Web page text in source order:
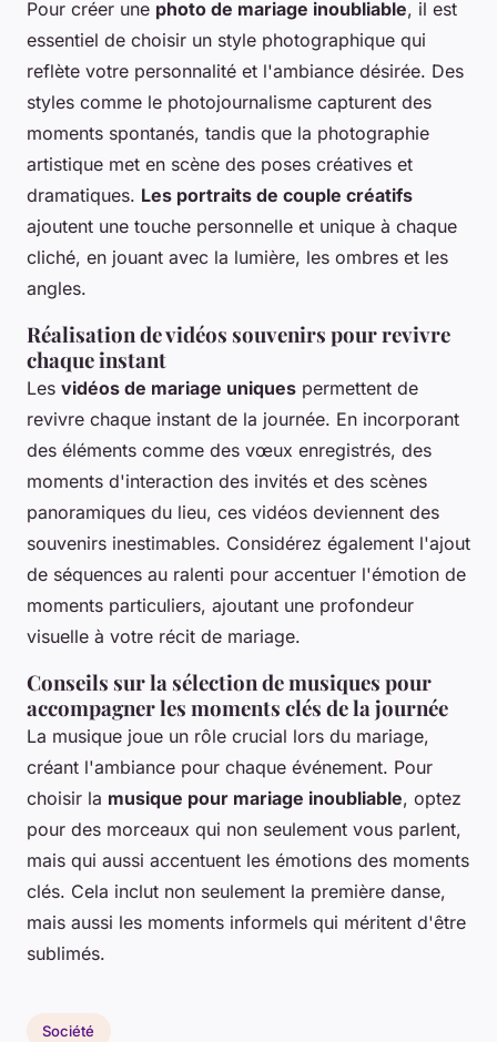
Pour créer une photo de mariage inoubliable, il est
essentiel de choisir un style photographique qui
reflète votre personnalité et l'ambiance désirée. Des
styles comme le photojournalisme capturent des
moments spontanés, tandis que la photographie
artistique met en scène des poses créatives et
dramatiques. Les portraits de couple créatifs
ajoutent une touche personnelle et unique à chaque
cliché, en jouant avec la lumière, les ombres et les
angles.
Réalisation de vidéos souvenirs pour revivre
chaque instant
Les vidéos de mariage uniques permettent de
revivre chaque instant de la journée. En incorporant
des éléments comme des vœux enregistrés, des
moments d'interaction des invités et des scènes
panoramiques du lieu, ces vidéos deviennent des
souvenirs inestimables. Considérez également l'ajout
de séquences au ralenti pour accentuer l'émotion de
moments particuliers, ajoutant une profondeur
visuelle à votre récit de mariage.
Conseils sur la sélection de musiques pour
accompagner les moments clés de la journée
La musique joue un rôle crucial lors du mariage,
créant l'ambiance pour chaque événement. Pour
choisir la musique pour mariage inoubliable, optez
pour des morceaux qui non seulement vous parlent,
mais qui aussi accentuent les émotions des moments
clés. Cela inclut non seulement la première danse,
mais aussi les moments informels qui méritent d'être
sublimés.
Société